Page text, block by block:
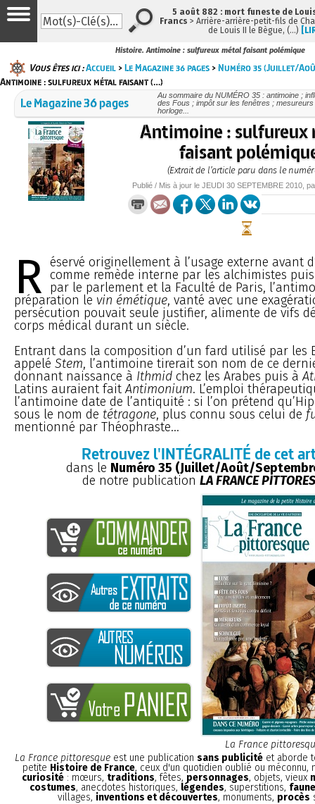
Histoire. Antimoine : sulfureux métal faisant polémique
Vous êtes ici :Accueil >Le Magazine 36 pages >Numéro 35 (Juillet/
Antimoine : sulfureux métal faisant (…)
Le Magazine 36 pages
Au sommaire du NUMÉRO 35 : antimoine ;
des Fous ; impôt sur les fenêtres ;
horloge...
Antimoine : sulfureux
faisant
(Extrait de l’article paru dans le
Publié / Mis à jour leJEUDI 30 SEPTEMBRE 2010 ,
R éservé originellement à l’usage externe avant
comme remède interne par les alchimistes
par le parlement et la Faculté de Paris,
préparation le vin émétique, vanté avec une
persécution pouvait seule justifier, alimente de vifs
corps médical durant un siècle.
Entrant dans la composition d’un fard utilisé par les
appelé Stem, l’antimoine tirerait son nom de ce
donnant naissance à Ithmid chez les Arabes puis à
Latins auraient faitAntimonium. L’emploi
l’antimoine date de l’antiquité : si l’on prétend
sous le nom de tétragone, plus connu sous celui de
mentionné par Théophraste...
Retrouvez l'INTÉGRALITÉ de cet
dans le Numéro 35 (Juillet/Août/
de notre publication LA FRANCE
La France
La France pittoresque est une publication sans publicité et aborde
petite Histoire de France, ceux d'un quotidien oublié ou méconnu,
curiosité : mœurs, traditions, fêtes, personnages, objets, vieux
costumes, anecdotes historiques, légendes, superstitions,
villages, inventions et découvertes, monuments, procès
5 août 882 : mort funeste de
Francs > Arrière-arrière-petit-fils de
de Louis II le Bègue, (…)